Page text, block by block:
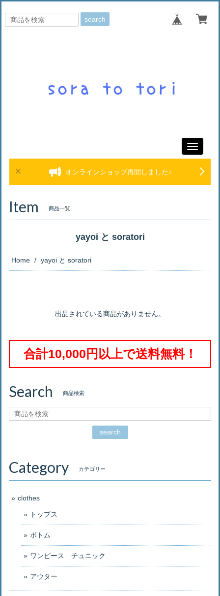
search
Toggle
オンラインショップ再開しました♪
Item 商品一覧
yayoi と soratori
Home yayoi と soratori
出品されている商品がありません。
合計10,000円以上で送料無料！
Search 商品検索
search
Category カテゴリー
clothes
トップス
ボトム
ワンピース チュニック
アウター